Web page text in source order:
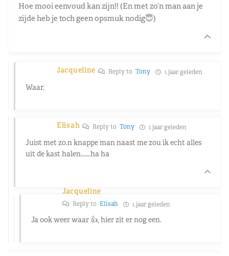
Hoe mooi eenvoud kan zijn!! (En met zo’n man aan je
zijde heb je toch geen opsmuk nodig😇)
Jacqueline Reply to Tony 1 jaar geleden
Waar.
Elisah Reply toTony 1 jaar geleden
Juist met zo.n knappe man naast me zou ik echt alles
uit de kast halen…….ha ha
Jacqueline
Reply to Elisah 1 jaar geleden
Ja ook weer waar 👍, hier zit er nog een.